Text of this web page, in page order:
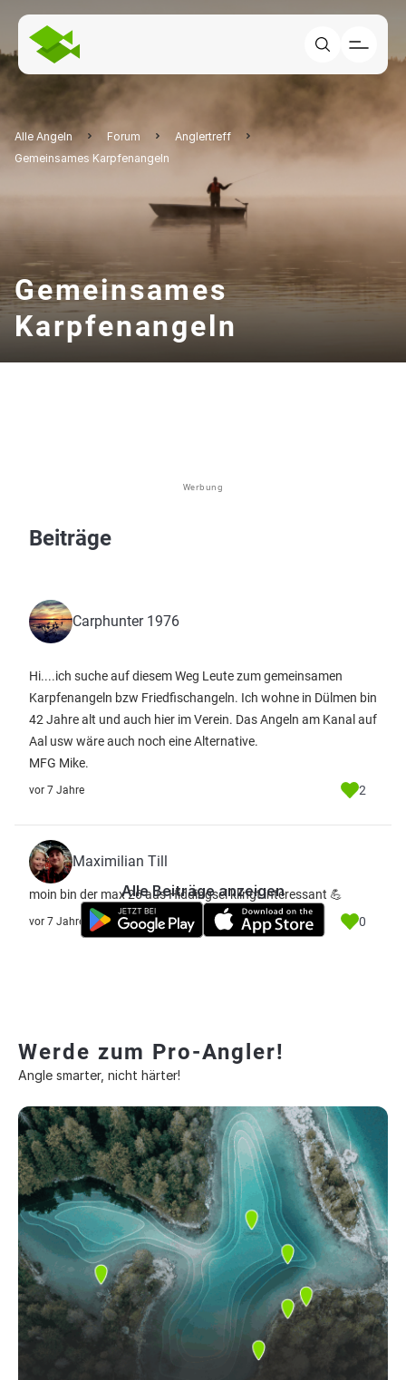
Alle Angeln Forum
Anglertreff
Gemeinsames Karpfenangeln
Gemeinsames
Karpfenangeln
Werbung
Beiträge
Carphunter 1976
Hi....ich suche auf diesem Weg Leute zum gemeinsamen
Karpfenangeln bzw Friedfischangeln. Ich wohne in Dülmen bin
42 Jahre alt und auch hier im Verein. Das Angeln am Kanal auf
Aal usw wäre auch noch eine Alternative.
MFG Mike.
vor 7 Jahre 2
Maximilian Till
moin bin der max 26 aus Hiddingsel klingt interessant 💪
vor 7 Jahre 0
Alle Beiträge anzeigen
Werde zum Pro-Angler!
Angle smarter, nicht härter!